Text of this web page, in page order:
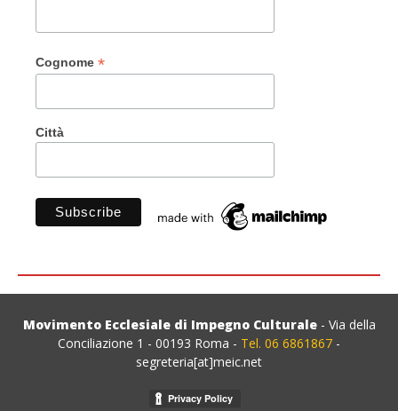
Cognome *
Città
Movimento Ecclesiale di Impegno Culturale- Via della
Conciliazione 1 - 00193 Roma - Tel. 06 6861867 -
segreteria[at]meic.net